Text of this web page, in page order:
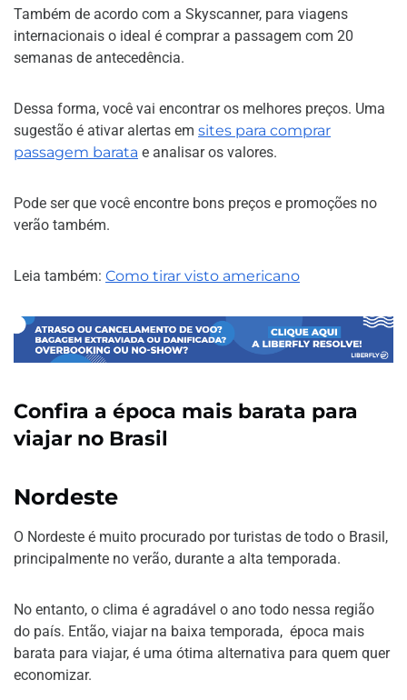
Também de acordo com a Skyscanner, para viagens
internacionais o ideal é comprar a passagem com 20
semanas de antecedência.
Dessa forma, você vai encontrar os melhores preços. Uma
sugestão é ativar alertas em sites para comprar
passagem barata e analisar os valores.
Pode ser que você encontre bons preços e promoções no
verão também.
Leia também: Como tirar visto americano
Confira a época mais barata para
viajar no Brasil
Nordeste
O Nordeste é muito procurado por turistas de todo o Brasil,
principalmente no verão, durante a alta temporada.
No entanto, o clima é agradável o ano todo nessa região
do país. Então, viajar na baixa temporada, época mais
barata para viajar, é uma ótima alternativa para quem quer
economizar.